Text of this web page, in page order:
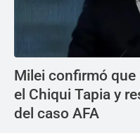
Milei confirmó que
el Chiqui Tapia y
del caso AFA